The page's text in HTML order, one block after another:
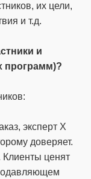
их цели,
и т.д.
и
программ)?
эксперт Х
доверяет.
ценят